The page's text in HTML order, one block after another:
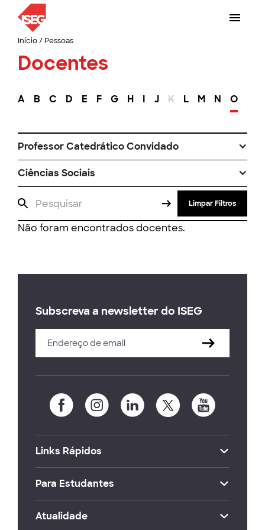
Início/ Pessoas
Docentes
A B C D E F G H I J K L M N O
Professor Catedrático Convidado
Ciências Sociais
Limpar Filtros
Não foram encontrados docentes.
Subscreva a newsletter do ISEG
Links Rápidos
Para Estudantes
Atualidade